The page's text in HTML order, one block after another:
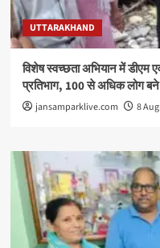
UTTARAKHAND
विशेष स्वच्छता अभियान में डीएम
प्रतिभाग, 100 से अधिक लोग बने
jansamparklive.com 8